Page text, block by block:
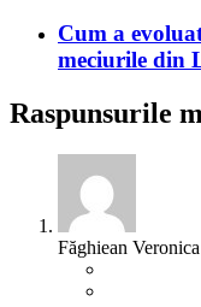
Cum a
meciurile din
Raspunsurile
Făghiean Veronica